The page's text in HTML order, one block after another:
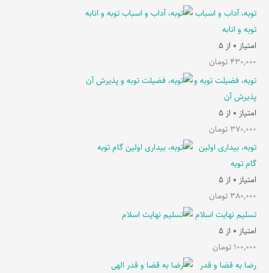
توبه، آداب و اسباب
توبه و انابه
امتیاز 0 از 5
430,000 تومان
توبه، فضیلت توبه و
پذیرش آن
امتیاز 0 از 5
370,000 تومان
توبه، بیداری اولین
گام توبه
امتیاز 0 از 5
380,000 تومان
تسلیم نهایت اسلام
امتیاز 0 از 5
100,000 تومان
رضا به قضا و قدر